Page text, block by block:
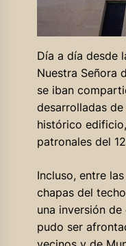
Día a día desde
Nuestra Señora
se iban
desarrolladas
histórico
patronales del
Incluso, entre
chapas del
una inversión
pudo ser